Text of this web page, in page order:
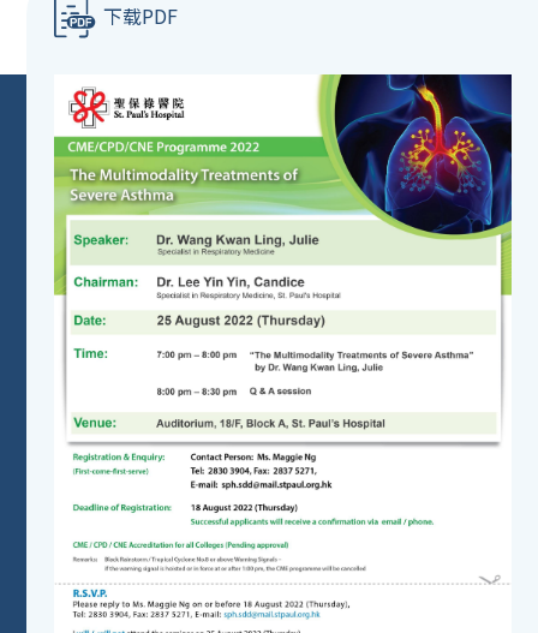
下载PDF